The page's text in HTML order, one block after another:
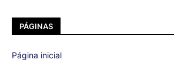
PÁGINAS
Página inicial